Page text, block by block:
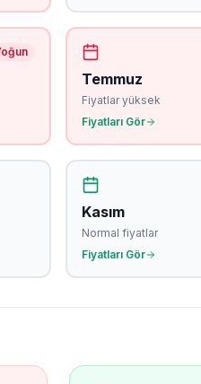
Temmuz
Fiyatlar yüksek
Fiyatları Gör
Kasım
Normal fiyatlar
Fiyatları Gör